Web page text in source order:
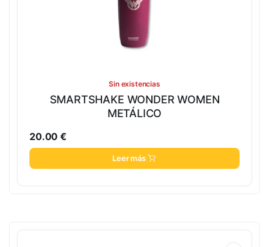
Sin existencias
SMARTSHAKE WONDER WOMEN
METÁLICO
20.00€
Leer más